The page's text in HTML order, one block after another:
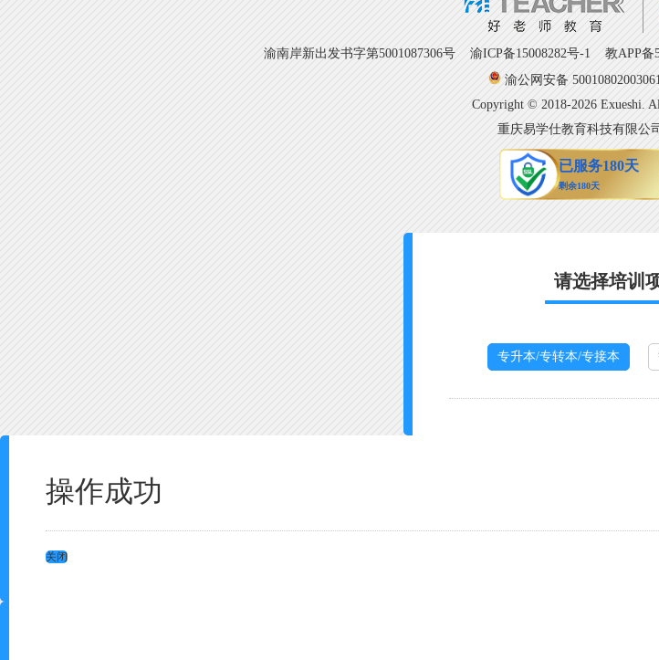
渝南岸新出发书字第5001087306号 渝ICP备15008282号-1 教APP备
渝公网安备
Copyright © 2018-2026 Exueshi.
重庆易学仕教育科技有限
请选择培训
专升本/专转本/专接本
操作成功
关闭